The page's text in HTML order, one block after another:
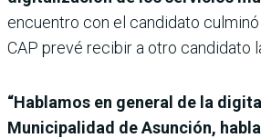
encuentro con el candidato
CAP prevé recibir a otro candidato
“Hablamos en general de la
Municipalidad de Asunción,